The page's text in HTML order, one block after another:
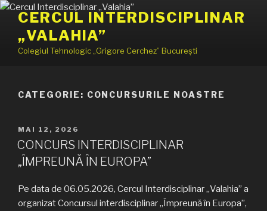
Sari
conținut
CERCUL INTERDISCIPLINAR
„VALAHIA”
Colegiul Tehnologic „Grigore Cerchez” București
CATEGORIE: CONCURSURILE NOASTRE
PUBLICAT
PE
MAI 12, 2026
CONCURS INTERDISCIPLINAR
„ÎMPREUNĂ ÎN EUROPA”
Pe data de 06.05.2026, Cercul Interdisciplinar „Valahia” a
organizat Concursul interdisciplinar „Împreună în Europa”,